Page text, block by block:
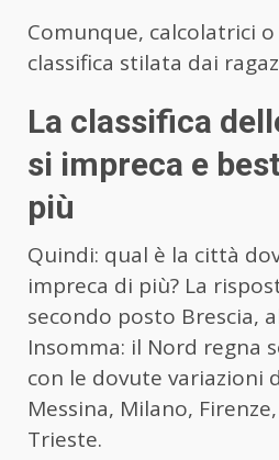
Comunque, calcolatrici
classifica stilata dai
La classifica
si impreca e
più
Quindi: qual è la città
impreca di più? La
secondo posto Brescia,
Insomma: il Nord regna
con le dovute variazioni
Messina, Milano,
Trieste.